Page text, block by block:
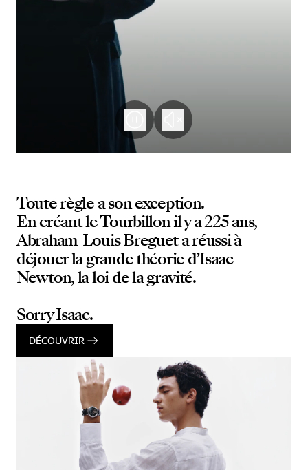
Toute règle a son exception.
En créant le Tourbillon il y a 225 ans,
Abraham-Louis Breguet a réussi à
déjouer la grande théorie d’Isaac
Newton, la loi de la gravité.
Sorry Isaac.
DÉCOUVRIR